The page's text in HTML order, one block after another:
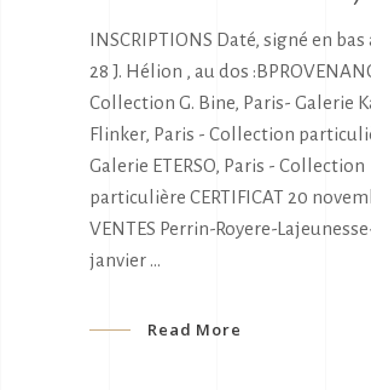
INSCRIPTIONS Daté, signé en bas
28 J. Hélion , au dos
Collection G. Bine, Paris- Galerie
Flinker, Paris - Collection
Galerie ETERSO, Paris - Collection
particulière CERTIFICAT 20
VENTES Perrin-Royere-
janvier
Read More